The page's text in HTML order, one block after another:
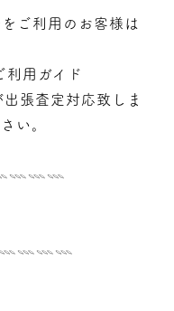
ご利用のお客様は
利用ガイド
出張査定対応致しま
い。